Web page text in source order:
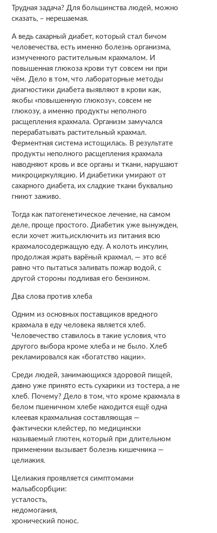
Трудная задача? Для большинства людей, можно
сказать, – нерешаемая.
А ведь сахарный диабет, который стал бичом
человечества, есть именно болезнь организма,
измученного растительным крахмалом. И
повышенная глюкоза крови тут совсем ни при
чём. Дело в том, что лабораторные методы
диагностики диабета выявляют в крови как,
якобы «повышенную глюкозу», совсем не
глюкозу, а именно продукты неполного
расщепления крахмала. Организм замучался
перерабатывать растительный крахмал.
Ферментная система истощилась. В результате
продукты неполного расщепления крахмала
наводняют кровь и все органы и ткани, нарушают
микроциркуляцию. И диабетики умирают от
сахарного диабета, их сладкие ткани буквально
гниют заживо.
Тогда как патогенетическое лечение, на самом
деле, проще простого. Диабетик уже вынужден,
если хочет жить,исключить из питания всю
крахмалосодержащую еду. А колоть инсулин,
продолжая жрать варёный крахмал, — это всё
равно что пытаться заливать пожар водой, с
другой стороны подливая его бензином.
Два слова против хлеба
Одним из основных поставщиков вредного
крахмала в еду человека является хлеб.
Человечество ставилось в такие условия, что
другого выбора кроме хлеба и не было. Хлеб
рекламировался как «богатство нации».
Среди людей, занимающихся здоровой пищей,
давно уже принято есть сухарики из тостера, а не
хлеб. Почему? Дело в том, что кроме крахмала в
белом пшеничном хлебе находится ещё одна
клеевая крахмальная составляющая —
фактически клейстер, по медицински
называемый глютен, который при длительном
применении вызывает болезнь кишечника —
целиакия.
Целиакия проявляется симптомами
мальабсорбции:
усталость,
недомогания,
хронический понос.